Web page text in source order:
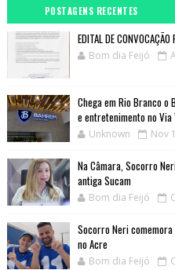
POSTAGENS RECENTES
EDITAL DE CONVOCAÇÃO
Bom dia Feijó
Chega em Rio Branco o
e entretenimento no Via
Unknown Nov
Na Câmara, Socorro
antiga Sucam
Bom dia Feijó
Socorro Neri
no Acre
Bom dia Feijó